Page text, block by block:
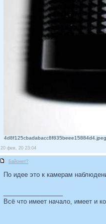
20 фев, 20 23:04
Байонет?
По идее это к камерам
Всё что имеет начало, имеет и